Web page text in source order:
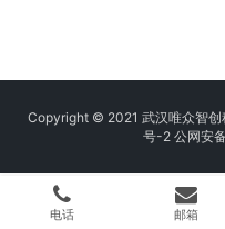
Copyright © 2021 武汉唯众智创
号-2 公网安
电话 邮箱